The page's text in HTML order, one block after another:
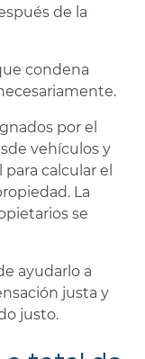
de la
condena
por el
vehículos y
calcular el
La
se
ayudarlo a
justa y
justo.